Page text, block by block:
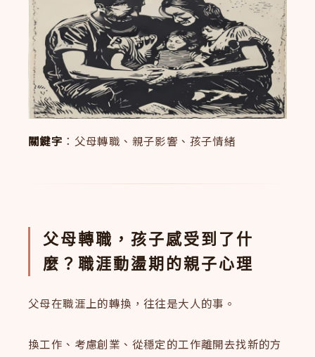
關鍵字 ：父母轉職、親子影響、孩子情緒
父母轉職，孩子感受到了什
麼？職涯動盪期的親子心理
父母在職涯上的轉換，往往是大人的事。
換工作、考慮創業、從穩定的工作離開去找新的方